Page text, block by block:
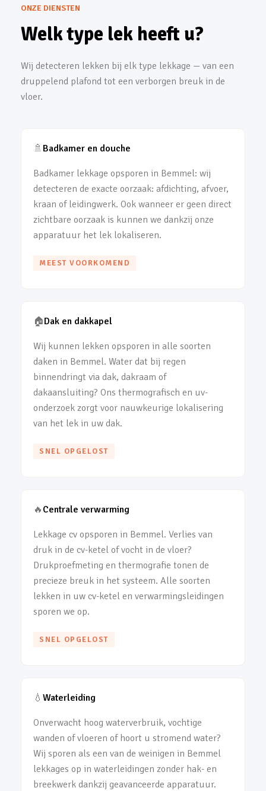
ONZE DIENSTEN
Welk type lek heeft u?
Wij detecteren lekken bij elk type lekkage — van een
druppelend plafond tot een verborgen breuk in de
vloer.
🚿 Badkamer en douche
Badkamer lekkage opsporen in Bemmel: wij
detecteren de exacte oorzaak: afdichting, afvoer,
kraan of leidingwerk. Ook wanneer er geen direct
zichtbare oorzaak is kunnen we dankzij onze
apparatuur het lek lokaliseren.
MEEST VOORKOMEND
🏠Dak en dakkapel
Wij kunnen lekken opsporen in alle soorten
daken in Bemmel. Water dat bij regen
binnendringt via dak, dakraam of
dakaansluiting? Ons thermografisch en uv-
onderzoek zorgt voor nauwkeurige lokalisering
van het lek in uw dak.
SNEL OPGELOST
🔥 Centrale verwarming
Lekkage cv opsporen in Bemmel. Verlies van
druk in de cv-ketel of vocht in de vloer?
Drukproefmeting en thermografie tonen de
precieze breuk in het systeem. Alle soorten
lekken in uw cv-ketel en verwarmingsleidingen
sporen we op.
SNEL OPGELOST
💧 Waterleiding
Onverwacht hoog waterverbruik, vochtige
wanden of vloeren of hoort u stromend water?
Wij sporen als een van de weinigen in Bemmel
lekkages op in waterleidingen zonder hak- en
breekwerk dankzij geavanceerde apparatuur.